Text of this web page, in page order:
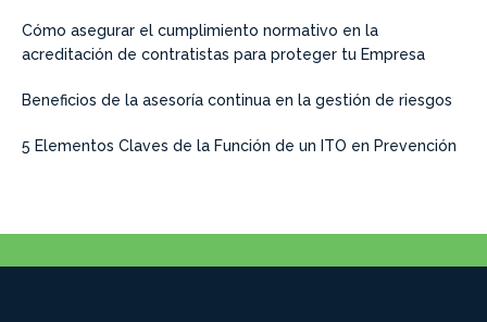
Cómo asegurar el cumplimiento normativo en la
acreditación de contratistas para proteger tu Empresa
Beneficios de la asesoría continua en la gestión de riesgos
5 Elementos Claves de la Función de un ITO en Prevención